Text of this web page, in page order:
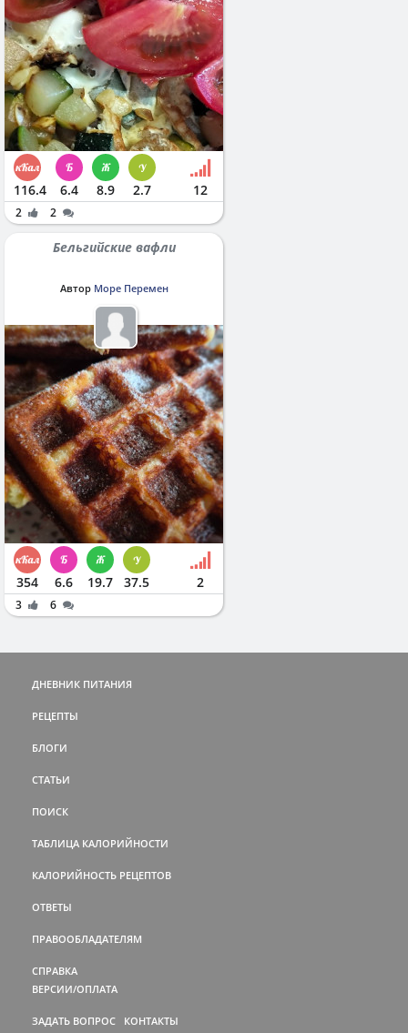
116.4 6.4 8.9 2.7 12
2 2
Бельгийские вафли
Автор Море Перемен
354 6.6 19.7 37.5 2
3 6
ДНЕВНИК ПИТАНИЯ
РЕЦЕПТЫ
БЛОГИ
СТАТЬИ
ПОИСК
ТАБЛИЦА КАЛОРИЙНОСТИ
КАЛОРИЙНОСТЬ РЕЦЕПТОВ
ОТВЕТЫ
ПРАВООБЛАДАТЕЛЯМ
СПРАВКА
ВЕРСИИ/ОПЛАТА
ЗАДАТЬ ВОПРОС КОНТАКТЫ